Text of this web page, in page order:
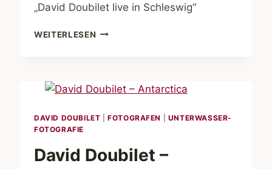
„David Doubilet live in Schleswig“
WEITERLESEN DAVID
DAVID DOUBILET |FOTOGRAFEN
UNTERWASSER-
FOTOGRAFIE
David Doubilet –